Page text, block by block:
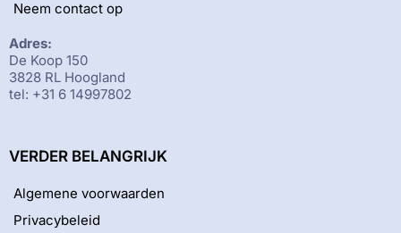
Neem contact op
Adres:
De Koop 150
3828 RL Hoogland
tel: +31 6 14997802
VERDER BELANGRIJK
Algemene voorwaarden
Privacybeleid